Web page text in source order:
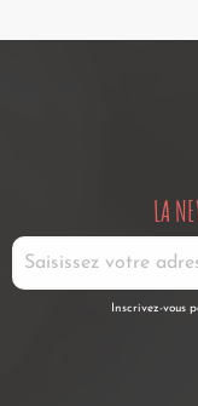
LA
Inscrivez-vous